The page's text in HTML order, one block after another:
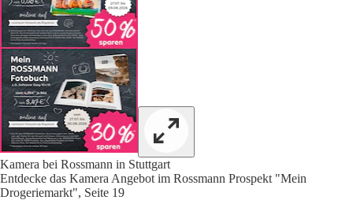
Kamera bei Rossmann in Stuttgart
Entdecke das Kamera Angebot im Rossmann Prospekt "Mein
Drogeriemarkt", Seite 19